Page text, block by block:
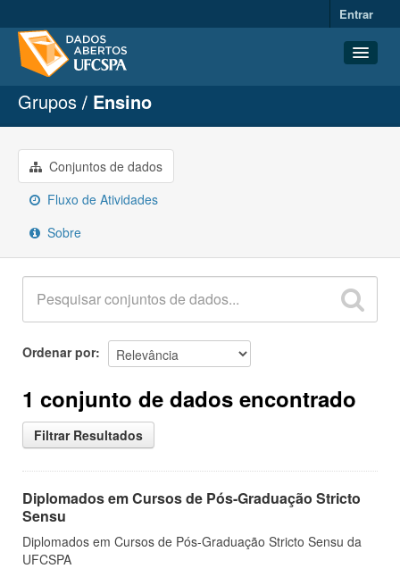
Entrar
Conjuntos de dados
Organizações
Grupos
Sobre
Grupos Ensino
Conjuntos de dados
Fluxo de Atividades
Sobre
Ordenar por
1 conjunto de dados encontrado
Filtrar Resultados
Diplomados em Cursos de Pós-Graduação Stricto
Sensu
Diplomados em Cursos de Pós-Graduação Stricto Sensu da
UFCSPA